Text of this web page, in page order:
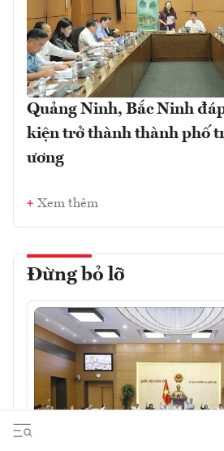
Quảng Ninh, Bắc Ninh
kiện trở thành thành phố
ương
Xem thêm
Đừng bỏ lỡ